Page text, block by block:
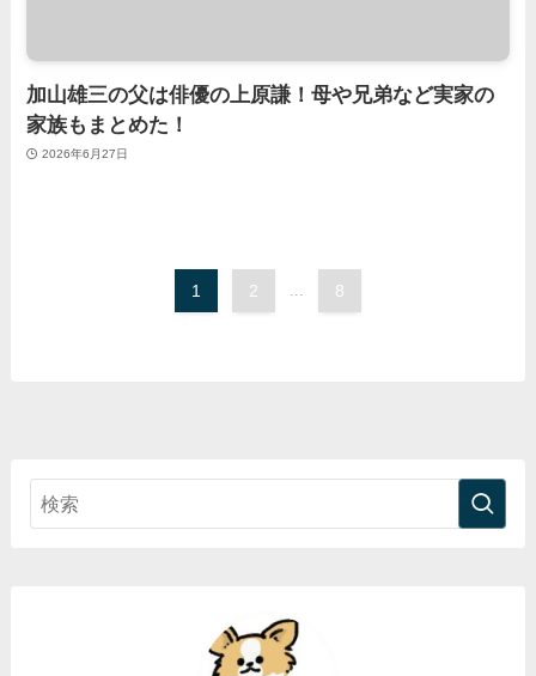
加山雄三の父は俳優の上原謙！母や兄弟など実家の
家族もまとめた！
2026年6月27日
1 2 8